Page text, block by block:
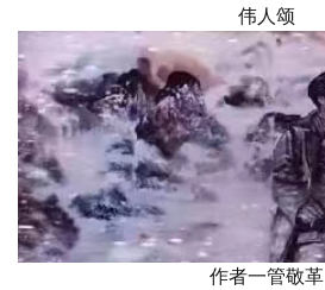
伟人颂
作者一管敬革